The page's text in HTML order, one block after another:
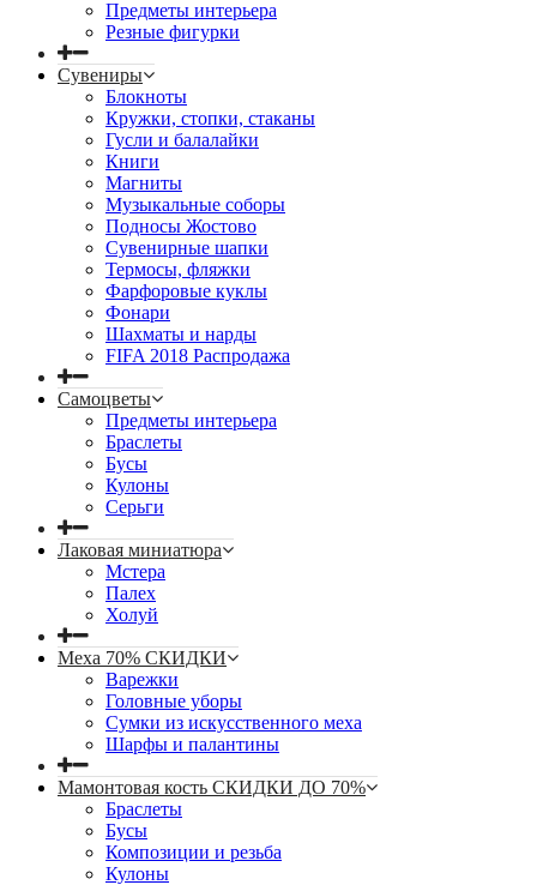
Предметы интерьера
Резные фигурки
Сувениры
Блокноты
Кружки, стопки, стаканы
Гусли и балалайки
Книги
Магниты
Музыкальные соборы
Подносы Жостово
Сувенирные шапки
Термосы, фляжки
Фарфоровые куклы
Фонари
Шахматы и нарды
FIFA 2018 Распродажа
Самоцветы
Предметы интерьера
Браслеты
Бусы
Кулоны
Серьги
Лаковая миниатюра
Мстера
Палех
Холуй
Меха 70% СКИДКИ
Варежки
Головные уборы
Сумки из искусственного меха
Шарфы и палантины
Мамонтовая кость СКИДКИ ДО 70%
Браслеты
Бусы
Композиции и резьба
Кулоны